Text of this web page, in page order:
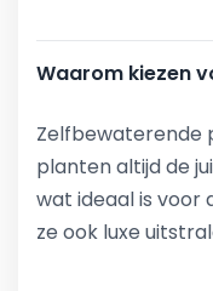
Waarom kiezen
Zelfbewaterende
planten altijd de
wat ideaal is voor
ze ook luxe